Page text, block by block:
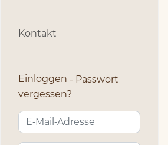
Kontakt
Einloggen
Passwort
vergessen?